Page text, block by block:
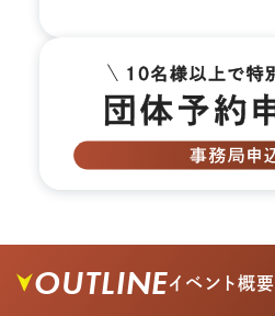
OUTLINEイベント概要